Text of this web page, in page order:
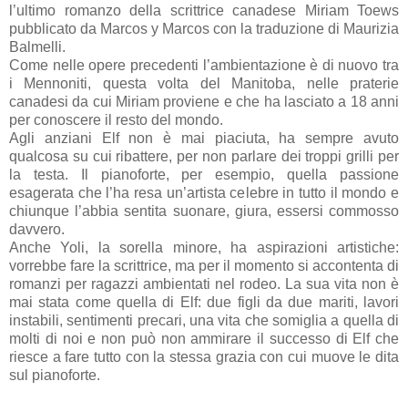
l’ultimo romanzo della scrittrice canadese Miriam Toews
pubblicato da Marcos y Marcos con la traduzione di Maurizia
Balmelli.
Come nelle opere precedenti l’ambientazione è di nuovo tra
i Mennoniti, questa volta del Manitoba, nelle praterie
canadesi da cui Miriam proviene e che ha lasciato a 18 anni
per conoscere il resto del mondo.
Agli anziani Elf non è mai piaciuta, ha sempre avuto
qualcosa su cui ribattere, per non parlare dei troppi grilli per
la testa. Il pianoforte, per esempio, quella passione
esagerata che l’ha resa un’artista celebre in tutto il mondo e
chiunque l’abbia sentita suonare, giura, essersi commosso
davvero.
Anche Yoli, la sorella minore, ha aspirazioni artistiche:
vorrebbe fare la scrittrice, ma per il momento si accontenta di
romanzi per ragazzi ambientati nel rodeo. La sua vita non è
mai stata come quella di Elf: due figli da due mariti, lavori
instabili, sentimenti precari, una vita che somiglia a quella di
molti di noi e non può non ammirare il successo di Elf che
riesce a fare tutto con la stessa grazia con cui muove le dita
sul pianoforte.